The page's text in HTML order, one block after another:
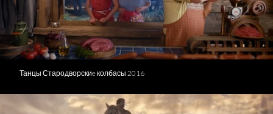
Танцы Стародворскиe колбасы 2016